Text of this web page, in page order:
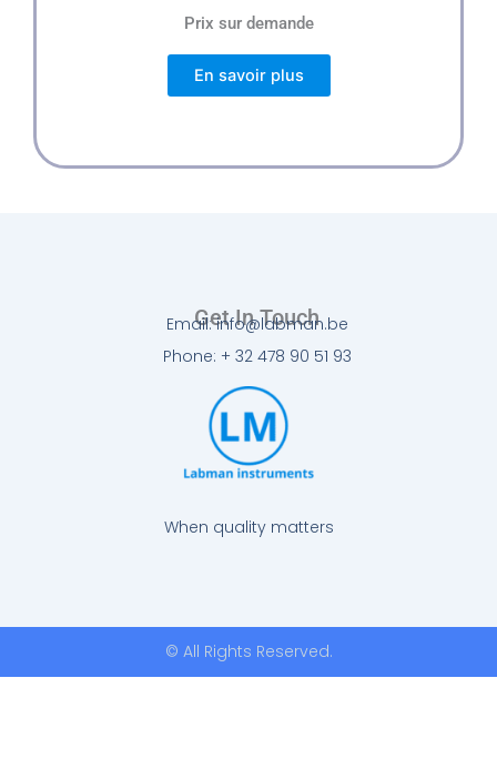
Prix sur demande
En savoir plus
When quality matters
Get In Touch
Email: info@labman.be
Phone: + 32 478 90 51 93
© All Rights Reserved.